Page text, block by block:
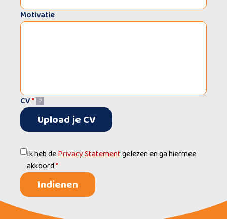
Motivatie
CV* ?
Upload je CV
Ik heb dePrivacy Statementgelezen en ga hiermee
akkoord*
Indienen